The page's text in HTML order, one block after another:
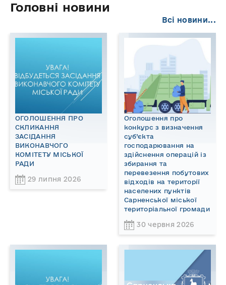
Головні новини
Всі новини...
ОГОЛОШЕННЯ ПРО
СКЛИКАННЯ
ЗАСІДАННЯ
ВИКОНАВЧОГО
КОМІТЕТУ МІСЬКОЇ
РАДИ
29 липня 2026
Оголошення про
конкурс з визначення
суб’єкта
господарювання на
здійснення операцій із
збирання та
перевезення побутових
відходів на території
населених пунктів
Сарненської міської
територіальної громади
30 червня 2026